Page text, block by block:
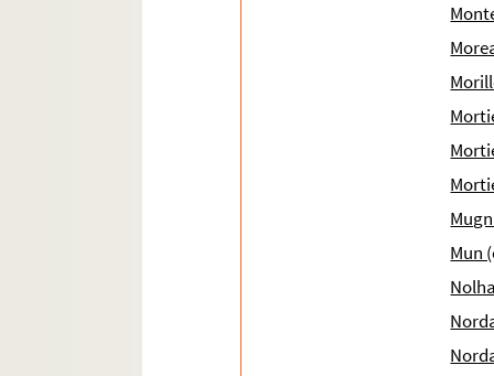
Mun